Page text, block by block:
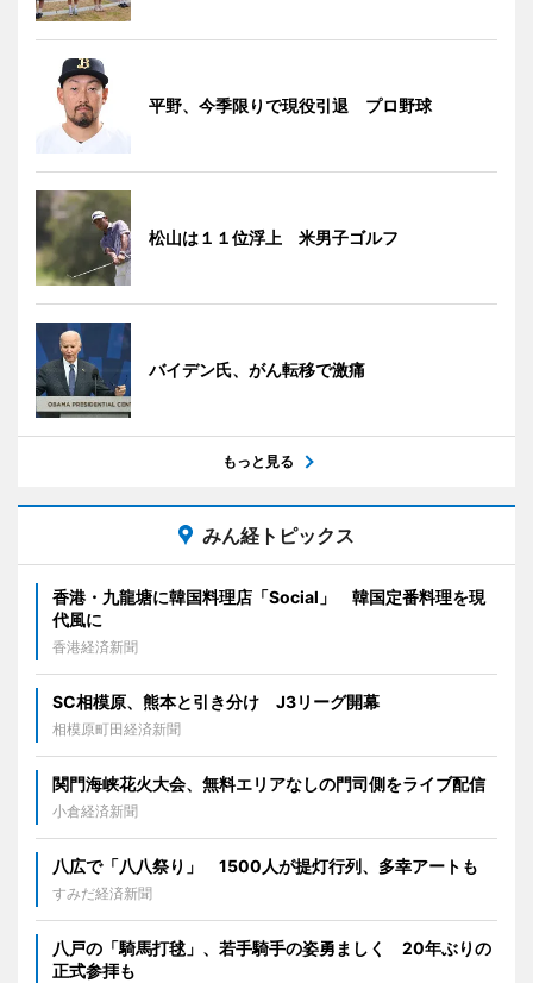
平野、今季限りで現役引退 プロ野球
松山は１１位浮上 米男子ゴルフ
バイデン氏、がん転移で激痛
もっと見る
みん経トピックス
香港・九龍塘に韓国料理店「Social」 韓国定番料理を現
代風に
香港経済新聞
SC相模原、熊本と引き分け J3リーグ開幕
相模原町田経済新聞
関門海峡花火大会、無料エリアなしの門司側をライブ配信
小倉経済新聞
八広で「八八祭り」 1500人が提灯行列、多幸アートも
すみだ経済新聞
八戸の「騎馬打毬」、若手騎手の姿勇ましく 20年ぶりの
正式参拝も